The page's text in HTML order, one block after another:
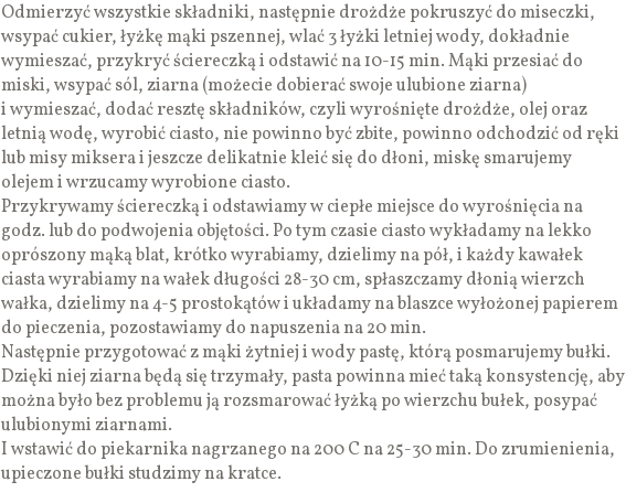
Odmierzyć wszystkie składniki, następnie drożdże pokruszyć do miseczki,
wsypać cukier, łyżkę mąki pszennej, wlać 3 łyżki letniej wody, dokładnie
wymieszać, przykryć ściereczką i odstawić na 10-15 min. Mąki przesiać do
miski, wsypać sól, ziarna (możecie dobierać swoje ulubione ziarna)
i wymieszać, dodać resztę składników, czyli wyrośnięte drożdże, olej oraz
letnią wodę, wyrobić ciasto, nie powinno być zbite, powinno odchodzić od ręki
lub misy miksera i jeszcze delikatnie kleić się do dłoni, miskę smarujemy
olejem i wrzucamy wyrobione ciasto.
Przykrywamy ściereczką i odstawiamy w ciepłe miejsce do wyrośnięcia na
godz. lub do podwojenia objętości. Po tym czasie ciasto wykładamy na lekko
oprószony mąką blat, krótko wyrabiamy, dzielimy na pół, i każdy kawałek
ciasta wyrabiamy na wałek długości 28-30 cm, spłaszczamy dłonią wierzch
wałka, dzielimy na 4-5 prostokątów i układamy na blaszce wyłożonej papierem
do pieczenia, pozostawiamy do napuszenia na 20 min.
Następnie przygotować z mąki żytniej i wody pastę, którą posmarujemy bułki.
Dzięki niej ziarna będą się trzymały, pasta powinna mieć taką konsystencję, aby
można było bez problemu ją rozsmarować łyżką po wierzchu bułek, posypać
ulubionymi ziarnami.
I wstawić do piekarnika nagrzanego na 200 C na 25-30 min. Do zrumienienia,
upieczone bułki studzimy na kratce.